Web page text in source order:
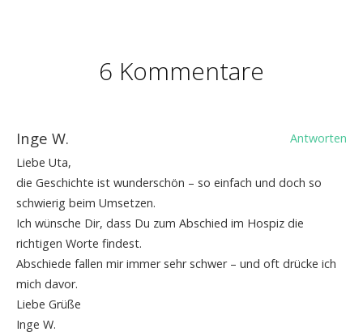
6 Kommentare
Inge W.
Antworten
Liebe Uta,
die Geschichte ist wunderschön – so einfach und doch so
schwierig beim Umsetzen.
Ich wünsche Dir, dass Du zum Abschied im Hospiz die
richtigen Worte findest.
Abschiede fallen mir immer sehr schwer – und oft drücke ich
mich davor.
Liebe Grüße
Inge W.